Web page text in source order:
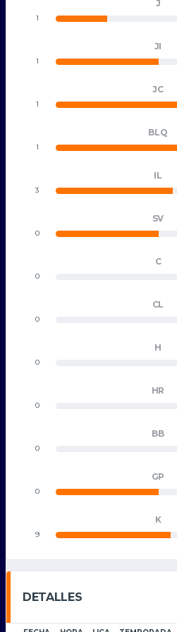
J
1
JI
1
JC
1
BLQ
1
IL
3
SV
0
C
0
CL
0
H
0
HR
0
BB
0
GP
0
K
9
DETALLES